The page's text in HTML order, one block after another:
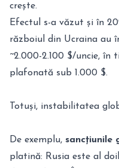
crește.
Efectul s-a văzut și în
războiul din Ucraina au
~2.000-2.100 $/uncie,
plafonată sub 1.000 $.
Totuși, instabilitatea
De exemplu, sancțiunile
platină: Rusia este al